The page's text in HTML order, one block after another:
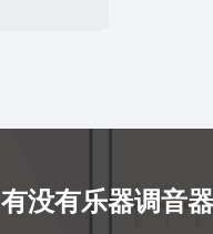
有没有乐器调音